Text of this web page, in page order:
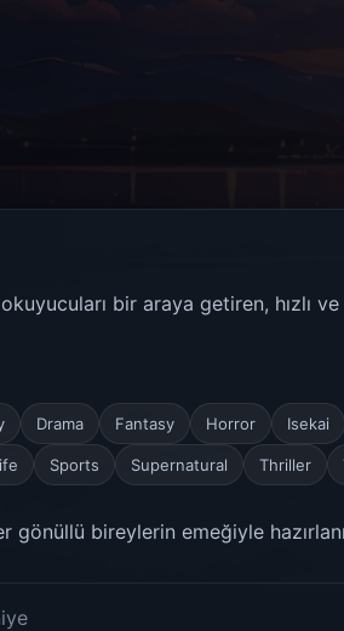
bir araya getiren, hızlı
Drama Fantasy Horror Isekai
Sports Supernatural Thriller
gönüllü bireylerin emeğiyle